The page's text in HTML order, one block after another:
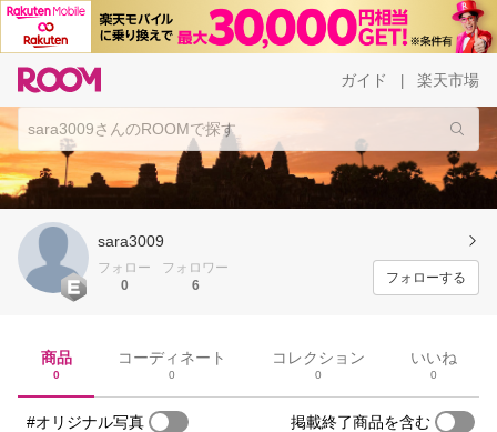
ガイド 楽天市場
sara3009
フォロー
0
フォロワー
6
フォローする
商品
0
コーディネート
0
コレクション
0
いいね
0
#オリジナル写真 掲載終了商品を含む